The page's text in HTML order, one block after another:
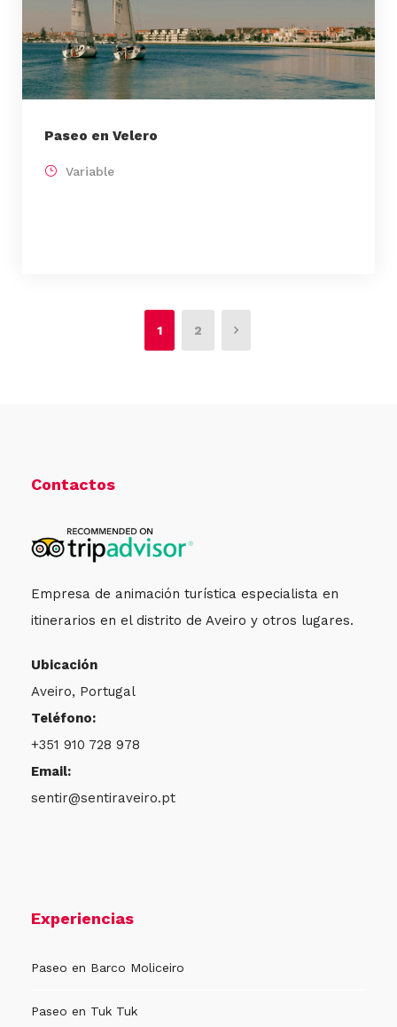
Paseo en Velero
Variable
1 2
Contactos
Empresa de animación turística especialista en
itinerarios en el distrito de Aveiro y otros lugares.
Ubicación
Aveiro, Portugal
Teléfono:
+351 910 728 978
Email:
sentir@sentiraveiro.pt
Experiencias
Paseo en Barco Moliceiro
Paseo en Tuk Tuk